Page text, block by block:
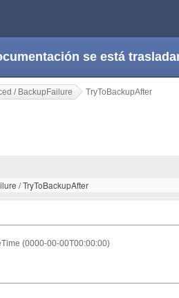
se está
/ BackupFailure TryToBackupAfter
/ TryToBackupAfter
(0000-00-00T00:00:00)